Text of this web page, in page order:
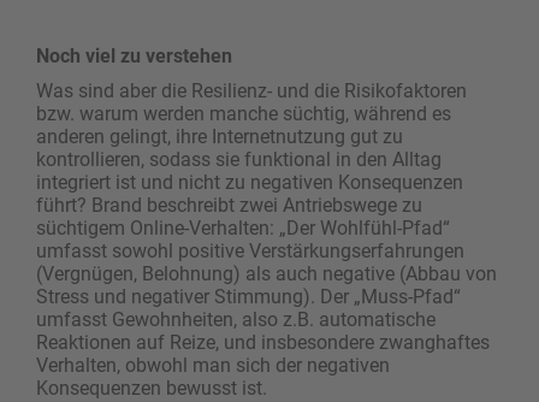
Noch viel zu verstehen
Was sind aber die Resilienz- und die Risikofaktoren
bzw. warum werden manche süchtig, während es
anderen gelingt, ihre Internetnutzung gut zu
kontrollieren, sodass sie funktional in den Alltag
integriert ist und nicht zu negativen Konsequenzen
führt? Brand beschreibt zwei Antriebswege zu
süchtigem Online-Verhalten: „Der Wohlfühl-Pfad“
umfasst sowohl positive Verstärkungserfahrungen
(Vergnügen, Belohnung) als auch negative (Abbau von
Stress und negativer Stimmung). Der „Muss-Pfad“
umfasst Gewohnheiten, also z.B. automatische
Reaktionen auf Reize, und insbesondere zwanghaftes
Verhalten, obwohl man sich der negativen
Konsequenzen bewusst ist.